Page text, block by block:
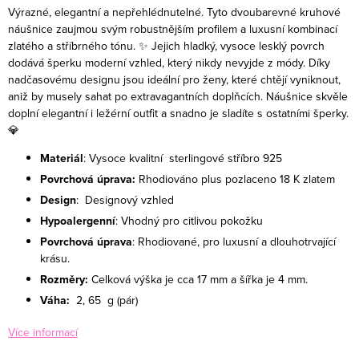
Výrazné, elegantní a nepřehlédnutelné. Tyto dvoubarevné kruhové
náušnice zaujmou svým robustnějším profilem a luxusní kombinací
zlatého a stříbrného tónu. ✨ Jejich hladký, vysoce lesklý povrch
dodává šperku moderní vzhled, který nikdy nevyjde z módy. Díky
nadčasovému designu jsou ideální pro ženy, které chtějí vyniknout,
aniž by musely sahat po extravagantních doplňcích. Náušnice skvěle
doplní elegantní i ležérní outfit a snadno je sladíte s ostatními šperky.
💎
Materiál: Vysoce kvalitní sterlingové stříbro 925
Povrchová úprava: Rhodiováno plus pozlaceno 18 K zlatem
Design: Designový vzhled
Hypoalergenní: Vhodný pro citlivou pokožku
Povrchová úprava: Rhodiované, pro luxusní a dlouhotrvající
krásu.
Rozměry: Celková výška je cca 17 mm a šířka je 4 mm.
Váha: 2, 65 g (pár)
Více informací